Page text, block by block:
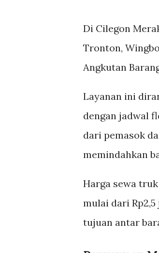
Di Cilegon
Tronton,
Angkutan
Layanan ini
dengan jadwal
dari pemasok
memindahkan
Harga sewa
mulai dari
tujuan antar